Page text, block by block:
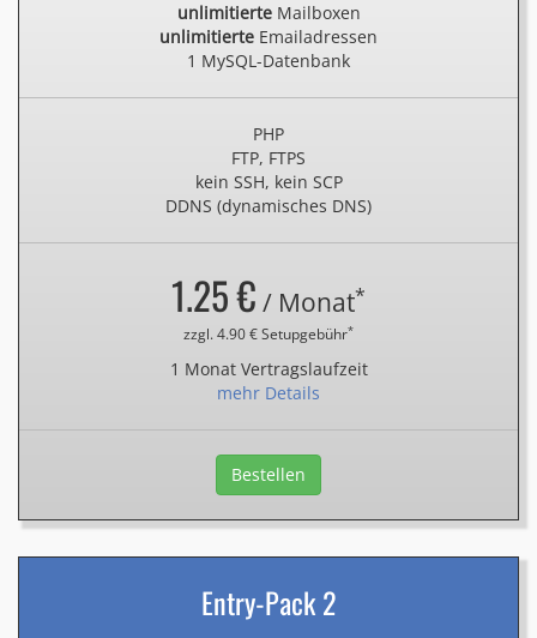
unlimitierteMailboxen
unlimitierte Emailadressen
1 MySQL-Datenbank
PHP
FTP, FTPS
kein SSH, kein SCP
DDNS (dynamisches DNS)
1.25 € / Monat*
zzgl. 4.90 € Setupgebühr*
1 Monat Vertragslaufzeit
mehr Details
Bestellen
Entry-Pack 2